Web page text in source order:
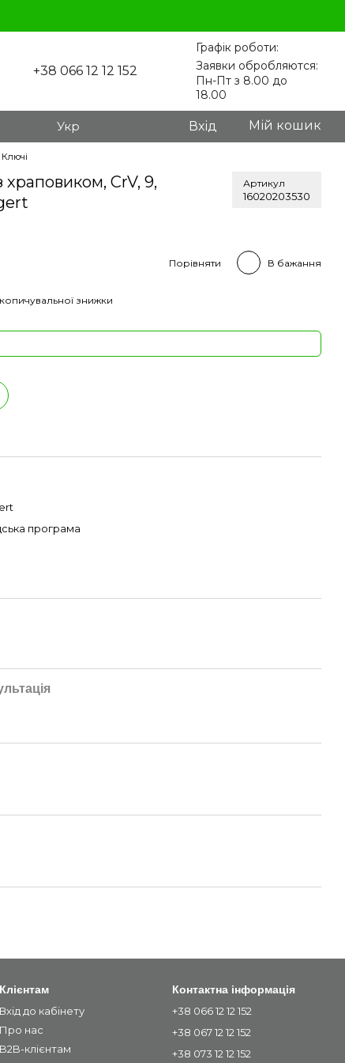
+38 066 12 12 152
Графік роботи:
Заявки обробляются:
Пн-Пт з 8.00 до
18.00
Укр Вхід Мій кошик
Ключі
CrV, 9,
Артикул
16020203530
Порівняти В бажання
знижки
програма
Клієнтам
Вхід до кабінету
Про нас
B2B-клієнтам
Контактна інформація
+38 066 12 12 152
+38 067 12 12 152
+38 073 12 12 152